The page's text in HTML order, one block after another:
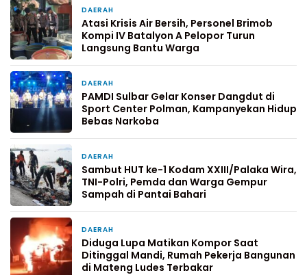
DAERAH
Atasi Krisis Air Bersih, Personel Brimob
Kompi IV Batalyon A Pelopor Turun
Langsung Bantu Warga
DAERAH
PAMDI Sulbar Gelar Konser Dangdut di
Sport Center Polman, Kampanyekan Hidup
Bebas Narkoba
DAERAH
Sambut HUT ke-1 Kodam XXIII/Palaka Wira,
TNI-Polri, Pemda dan Warga Gempur
Sampah di Pantai Bahari
DAERAH
Diduga Lupa Matikan Kompor Saat
Ditinggal Mandi, Rumah Pekerja Bangunan
di Mateng Ludes Terbakar